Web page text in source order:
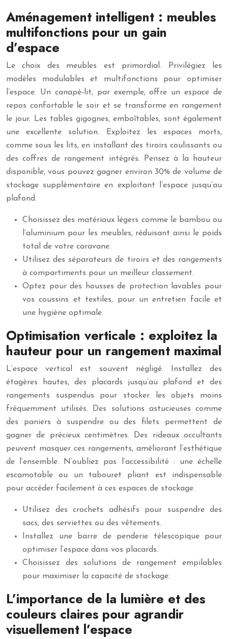
Aménagement intelligent : meubles
multifonctions pour un gain
d’espace
Le choix des meubles est primordial. Privilégiez les
modèles modulables et multifonctions pour optimiser
l’espace. Un canapé-lit, par exemple, offre un espace de
repos confortable le soir et se transforme en rangement
le jour. Les tables gigognes, emboîtables, sont également
une excellente solution. Exploitez les espaces morts,
comme sous les lits, en installant des tiroirs coulissants ou
des coffres de rangement intégrés. Pensez à la hauteur
disponible, vous pouvez gagner environ 30% de volume de
stockage supplémentaire en exploitant l’espace jusqu’au
plafond.
Choisissez des matériaux légers comme le bambou ou
l’aluminium pour les meubles, réduisant ainsi le poids
total de votre caravane.
Utilisez des séparateurs de tiroirs et des rangements
à compartiments pour un meilleur classement.
Optez pour des housses de protection lavables pour
vos coussins et textiles, pour un entretien facile et
une hygiène optimale.
Optimisation verticale : exploitez la
hauteur pour un rangement maximal
L’espace vertical est souvent négligé. Installez des
étagères hautes, des placards jusqu’au plafond et des
rangements suspendus pour stocker les objets moins
fréquemment utilisés. Des solutions astucieuses comme
des paniers à suspendre ou des filets permettent de
gagner de précieux centimètres. Des rideaux occultants
peuvent masquer ces rangements, améliorant l’esthétique
de l’ensemble. N’oubliez pas l’accessibilité : une échelle
escamotable ou un tabouret pliant est indispensable
pour accéder facilement à ces espaces de stockage.
Utilisez des crochets adhésifs pour suspendre des
sacs, des serviettes ou des vêtements.
Installez une barre de penderie télescopique pour
optimiser l’espace dans vos placards.
Choisissez des solutions de rangement empilables
pour maximiser la capacité de stockage.
L’importance de la lumière et des
couleurs claires pour agrandir
visuellement l’espace